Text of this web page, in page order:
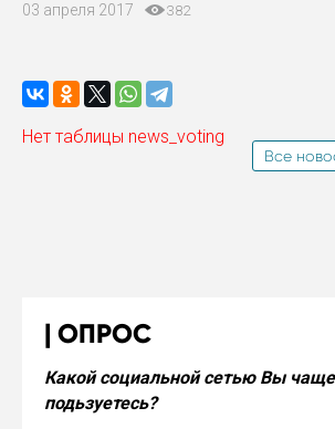
03 апреля 2017 382
Нет таблицы news_voting
Все
ОПРОС
Какой социальной сетью Вы чаще
подьзуетесь?